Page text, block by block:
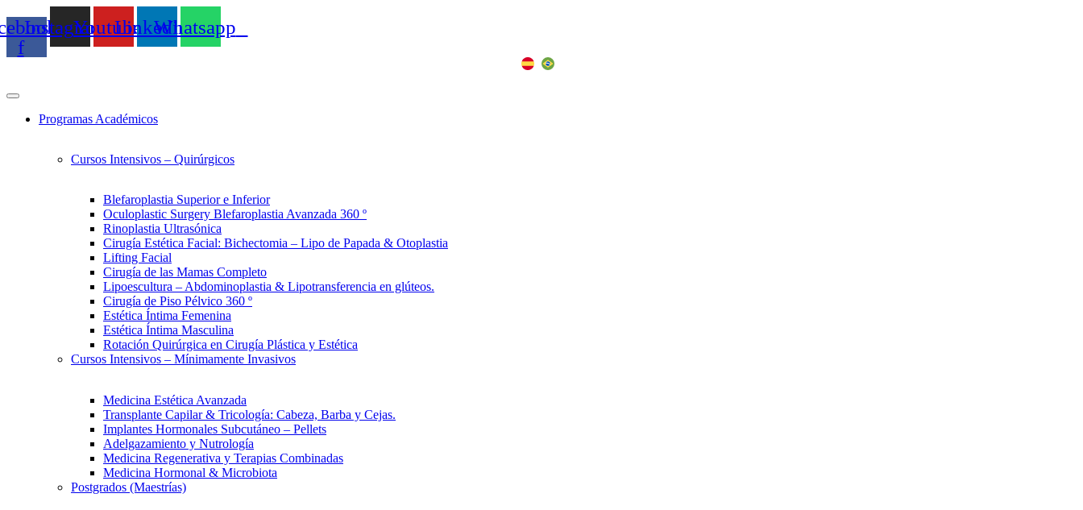
al
contenido
f
InstagramYoutubeLinkedinWhatsapp
Programas Académicos
Cursos Intensivos – Quirúrgicos
Blefaroplastia Superior e Inferior
Oculoplastic Surgery Blefaroplastia Avanzada 360 º
Rinoplastia Ultrasónica
Cirugía Estética Facial: Bichectomia – Lipo de Papada & Otoplastia
Lifting Facial
Cirugía de las Mamas Completo
Lipoescultura – Abdominoplastia & Lipotransferencia en glúteos.
Cirugía de Piso Pélvico 360 º
Estética Íntima Femenina
Estética Íntima Masculina
Rotación Quirúrgica en Cirugía Plástica y Estética
Cursos Intensivos – Mínimamente Invasivos
Medicina Estética Avanzada
Transplante Capilar & Tricología: Cabeza, Barba y Cejas.
Implantes Hormonales Subcutáneo – Pellets
Adelgazamiento y Nutrología
Medicina Regenerativa y Terapias Combinadas
Medicina Hormonal & Microbiota
Postgrados (Maestrías)